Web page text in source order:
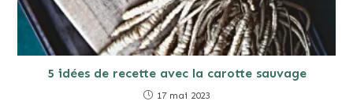
5 idées de recette avec la carotte sauvage
17 mai 2023